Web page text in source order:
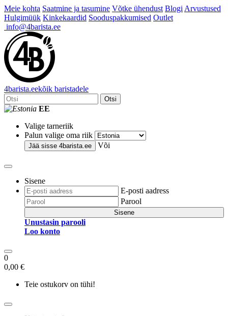
Meie kohta Saatmine ja tasumine Võtke ühendust Blogi Arvustused
Hulgimüük Kinkekaardid Sooduspakkumised Outlet
info@4barista.ee
4barista.eekõik baristadele
Otsi
EE
Valige tarneriik
Palun valige oma riik
Jää sisse 4barista.ee Või
Sisene
E-posti aadress
Parool
Sisene
Unustasin parooli
Loo konto
0
0,00 €
Teie ostukorv on tühi!